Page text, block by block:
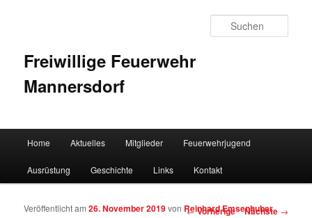
Freiwillige Feuerwehr
Mannersdorf
Zum Inhalt wechseln
Zum sekundären Inhalt wechseln
Home Aktuelles Mitglieder Feuerwehrjugend
Ausrüstung Geschichte Links Kontakt
Artikelnavigation
←Vorherige Nächste →
Veröffentlicht am26. November 2019von Reinhard Emsenhuber